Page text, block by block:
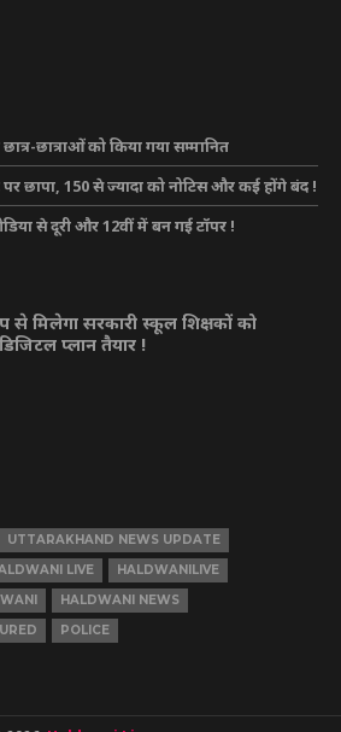
छात्राओं को किया गया सम्मानित
छापा, 150 से ज्यादा को नोटिस और कई होंगे बंद !
से दूरी और 12वीं में बन गई टॉपर !
से मिलेगा सरकारी स्कूल शिक्षकों को
प्लान तैयार !
UTTARAKHAND NEWS UPDATE
LIVE
HALDWANILIVE
HALDWANI NEWS
POLICE